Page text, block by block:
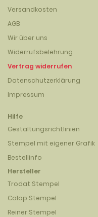
Versandkosten
AGB
Wir über uns
Widerrufsbelehrung
Vertrag widerrufen
Datenschutzerklärung
Impressum
Hilfe
Gestaltungsrichtlinien
Stempel mit eigener Grafik
Bestellinfo
Hersteller
Trodat Stempel
Colop Stempel
Reiner Stempel